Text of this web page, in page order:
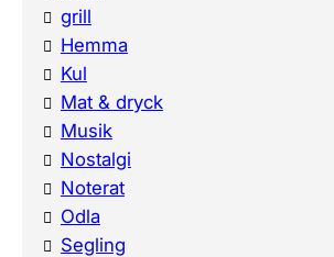
grill
Hemma
Kul
Mat & dryck
Musik
Nostalgi
Noterat
Odla
Segling